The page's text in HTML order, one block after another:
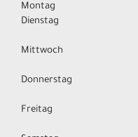
Montag
Dienstag
Mittwoch
Donnerstag
Freitag